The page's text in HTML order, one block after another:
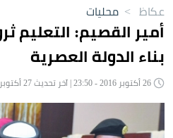
عكاظ > محليات
أمير القصيم: التعليم
بناء الدولة العصرية